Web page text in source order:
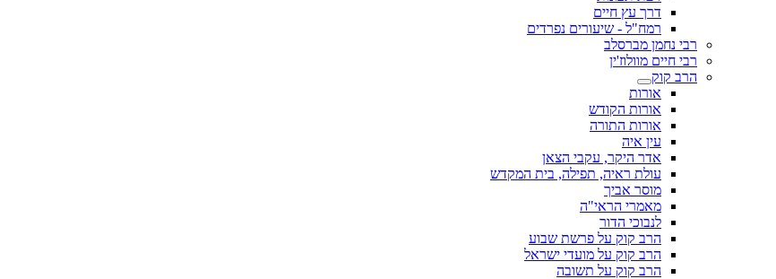
דרך עץ חיים
רמח"ל - שיעורים נפרדים
רבי נחמן מברסלב
רבי חיים מוולוז'ין
הרב קוק
אורות
אורות הקודש
אורות התורה
עין איה
אדר היקר, עקבי הצאן
עולת ראיה, תפילה, בית המקדש
מוסר אביך
מאמרי הראי"ה
לנבוכי הדור
הרב קוק על פרשת שבוע
הרב קוק על מועדי ישראל
הרב קוק על תשובה